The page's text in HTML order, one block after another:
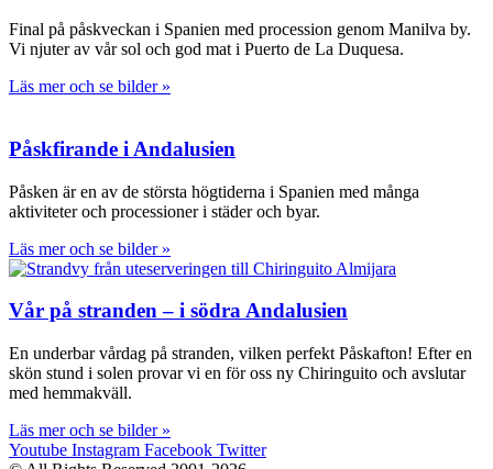
Final på påskveckan i Spanien med procession genom Manilva by.
Vi njuter av vår sol och god mat i Puerto de La Duquesa.
Läs mer och se bilder »
Påskfirande i Andalusien
Påsken är en av de största högtiderna i Spanien med många
aktiviteter och processioner i städer och byar.
Läs mer och se bilder »
Vår på stranden – i södra Andalusien
En underbar vårdag på stranden, vilken perfekt Påskafton! Efter en
skön stund i solen provar vi en för oss ny Chiringuito och avslutar
med hemmakväll.
Läs mer och se bilder »
Youtube Instagram Facebook Twitter